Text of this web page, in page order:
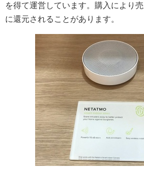
を得て運営しています。購入により
に還元されることがあります。